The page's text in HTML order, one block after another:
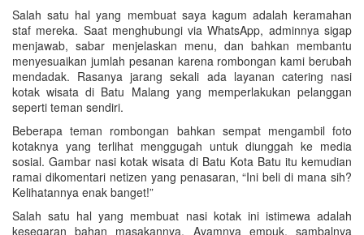
Salah satu hal yang membuat saya kagum adalah keramahan
staf mereka. Saat menghubungi via WhatsApp, adminnya sigap
menjawab, sabar menjelaskan menu, dan bahkan membantu
menyesuaikan jumlah pesanan karena rombongan kami berubah
mendadak. Rasanya jarang sekali ada layanan catering nasi
kotak wisata di Batu Malang yang memperlakukan pelanggan
seperti teman sendiri.
Beberapa teman rombongan bahkan sempat mengambil foto
kotaknya yang terlihat menggugah untuk diunggah ke media
sosial. Gambar nasi kotak wisata di Batu Kota Batu itu kemudian
ramai dikomentari netizen yang penasaran, “Ini beli di mana sih?
Kelihatannya enak banget!”
Salah satu hal yang membuat nasi kotak ini istimewa adalah
kesegaran bahan masakannya. Ayamnya empuk, sambalnya